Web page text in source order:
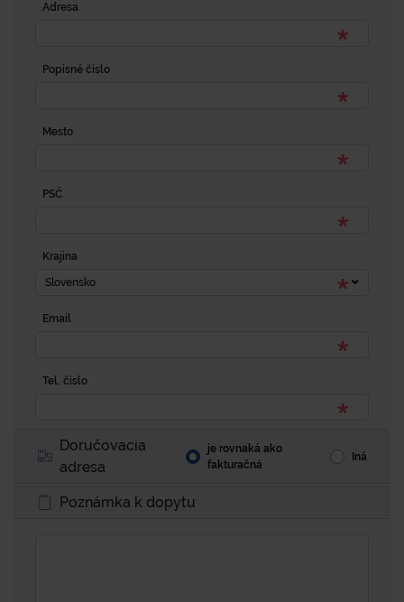
Adresa
Popisné číslo
Mesto
PSČ
Krajina
Slovensko
Email
Tel. číslo
Doručovacia
adresa
je rovnaká ako
fakturačná
Iná
Poznámka k dopytu